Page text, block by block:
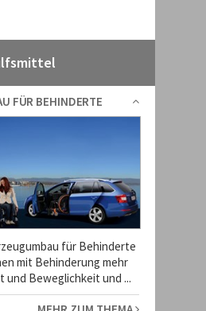
FÜR BEHINDERTE
für Behinderte
mit Behinderung mehr
und Beweglichkeit und ...